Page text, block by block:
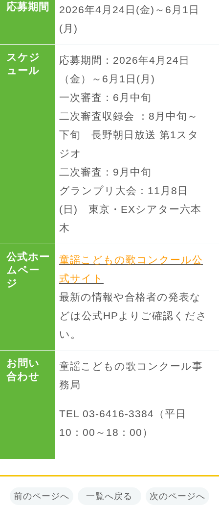
応募期間
2026年4月24日(金)～6月1日
(月)
スケジ
ュール
応募期間：2026年4月24日
（金）～6月1日(月)
一次審査：6月中旬
二次審査収録会 ：8月中旬～
下旬 長野朝日放送 第1スタ
ジオ
二次審査：9月中旬
グランプリ大会：11月8日
(日) 東京・EXシアター六本
木
公式ホー
ムペー
ジ
童謡こどもの歌コンクール公
式サイト
最新の情報や合格者の発表な
どは公式HPよりご確認くださ
い。
お問い
合わせ
童謡こどもの歌コンクール事
務局
TEL 03-6416-3384（平日
10：00～18：00）
前のページへ 一覧へ戻る 次のページへ